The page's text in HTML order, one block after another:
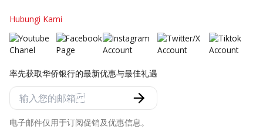
Hubungi Kami
率先获取华侨银行的最新优惠与最佳礼遇
电子邮件仅用于订阅促销及优惠信息。